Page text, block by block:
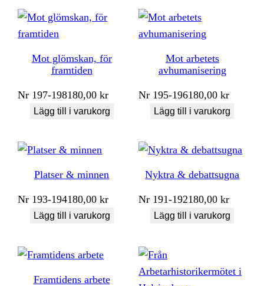
Mot glömskan, för
framtiden
Nr 197-198180,00kr
Lägg till i varukorg
Mot arbetets
avhumanisering
Nr 195-196180,00kr
Lägg till i varukorg
Platser & minnen
Nr 193-194180,00kr
Lägg till i varukorg
Nyktra & debattsugna
Nr 191-192180,00kr
Lägg till i varukorg
Framtidens arbete